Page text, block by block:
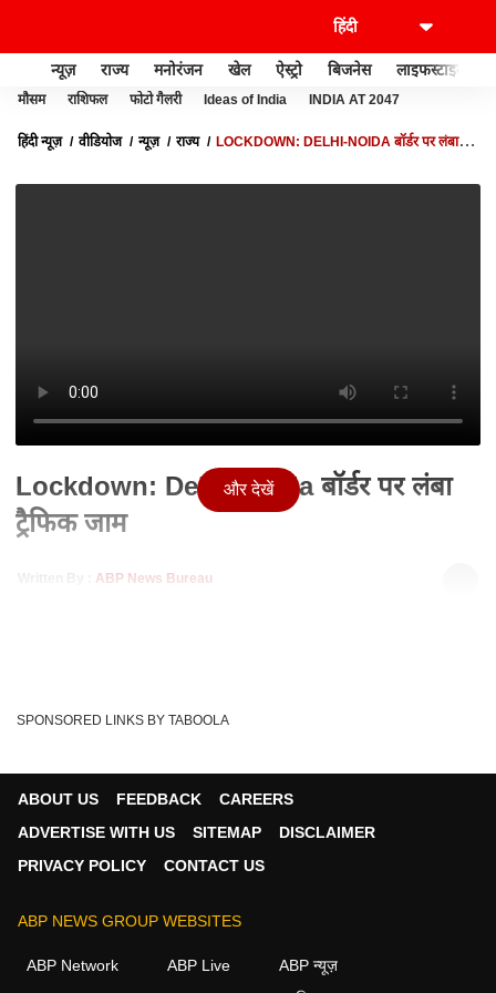
न्यूज़ राज्य मनोरंजन खेल ऐस्ट्रो बिजनेस लाइफस्टाइल
मौसम राशिफल फोटो गैलरी Ideas of India INDIA AT 2047
हिंदी न्यूज़ वीडियोज न्यूज़ राज्य
LOCKDOWN: DELHI-NOIDA बॉर्डर पर लंबा
Lockdown: Delhi-Noida बॉर्डर पर लंबा
ट्रैफिक जाम
ABP News Bureau
Lockdown
Covid-19
और देखें
SPONSORED LINKS BY TABOOLA
ABOUT US FEEDBACK
CAREERS
ADVERTISE WITH US
SITEMAP
DISCLAIMER
PRIVACY POLICY
CONTACT US
ABP NEWS GROUP WEBSITES
ABP Network ABP Live
ABP न्यूज़